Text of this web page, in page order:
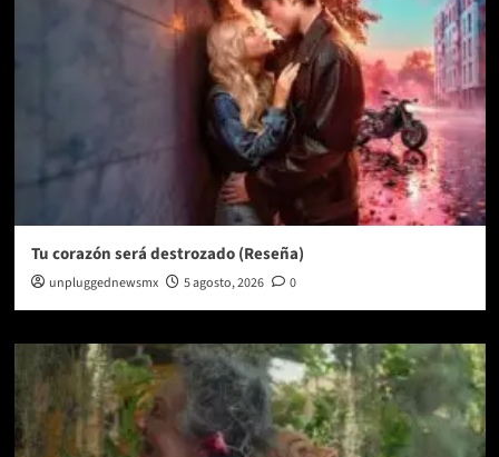
Tu corazón será destrozado (Reseña)
unpluggednewsmx 5 agosto, 2026 0